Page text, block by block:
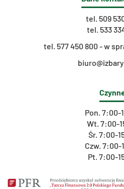
tel. 509
tel. 533
tel. 577 450 800 - w
Pon. 7:00-
Wt. 7:00-
Śr. 7:00-
Czw. 7:00-
Pt. 7:00-